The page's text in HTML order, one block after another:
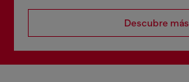
Descubre más